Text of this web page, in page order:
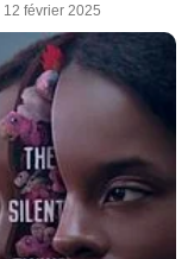
12 février 2025